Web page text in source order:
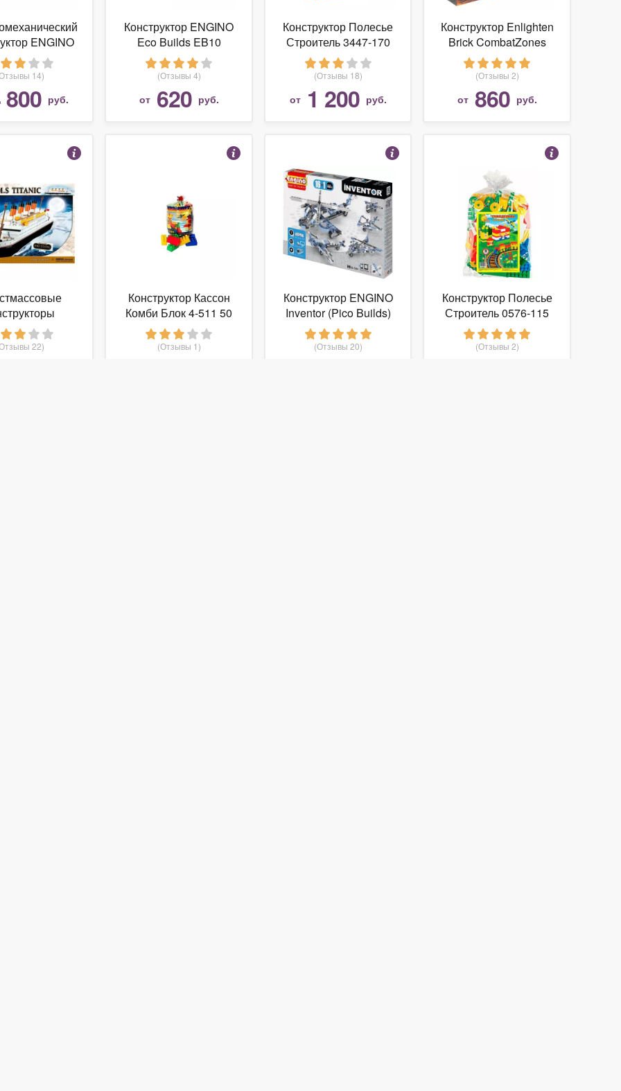
ENGINO
Motorized
120
14)
800 руб.
Конструктор ENGINO
Eco Builds EB10
Автомобили
(Отзывы 4)
от 620 руб.
Конструктор Полесье
Строитель 3447-170
(Отзывы 18)
от 1 200 руб.
Конструктор Enlighten
Brick CombatZones
1711 Танк
(Отзывы 2)
от 860 руб.
COBI
22)
Конструктор Кассон
Комби Блок 4-511 50
(Отзывы 1)
Конструктор ENGINO
Inventor (Pico Builds)
1633 Авиация
(Отзывы 20)
Конструктор Полесье
Строитель 0576-115
Большой
(Отзывы 2)